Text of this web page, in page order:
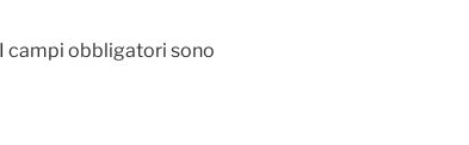
I campi obbligatori sono